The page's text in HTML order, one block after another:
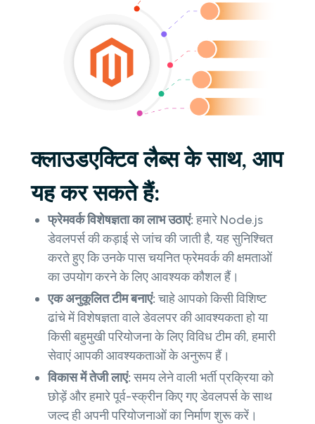
क्लाउडएक्टिव लैब्स के साथ, आप
यह कर सकते हैं:
फ्रेमवर्क विशेषज्ञता का लाभ उठाएं:हमारे Node.js
डेवलपर्स की कड़ाई से जांच की जाती है, यह सुनिश्चित
करते हुए कि उनके पास चयनित फ्रेमवर्क की क्षमताओं
का उपयोग करने के लिए आवश्यक कौशल हैं।
एक अनुकूलित टीम बनाएं:चाहे आपको किसी विशिष्ट
ढांचे में विशेषज्ञता वाले डेवलपर की आवश्यकता हो या
किसी बहुमुखी परियोजना के लिए विविध टीम की, हमारी
सेवाएं आपकी आवश्यकताओं के अनुरूप हैं।
विकास में तेजी लाएं:समय लेने वाली भर्ती प्रक्रिया को
छोड़ें और हमारे पूर्व-स्क्रीन किए गए डेवलपर्स के साथ
जल्द ही अपनी परियोजनाओं का निर्माण शुरू करें।